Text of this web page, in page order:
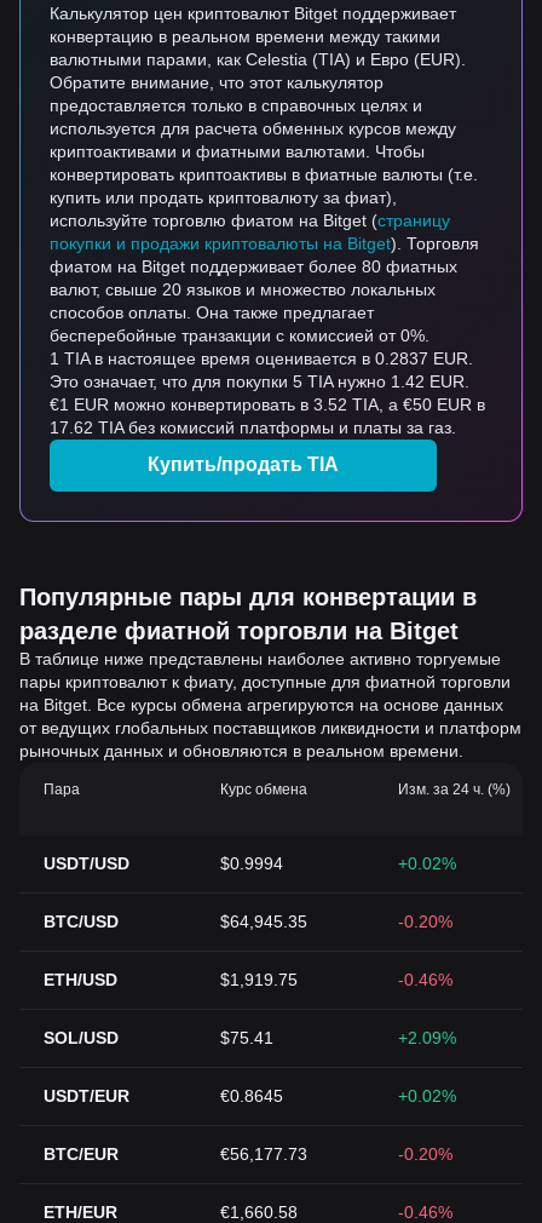
Калькулятор цен криптовалют Bitget поддерживает
конвертацию в реальном времени между такими
валютными парами, как Celestia (TIA) и Евро (EUR).
Обратите внимание, что этот калькулятор
предоставляется только в справочных целях и
используется для расчета обменных курсов между
криптоактивами и фиатными валютами. Чтобы
конвертировать криптоактивы в фиатные валюты (т.е.
купить или продать криптовалюту за фиат),
используйте торговлю фиатом на Bitget (страницу
покупки и продажи криптовалюты на Bitget). Торговля
фиатом на Bitget поддерживает более 80 фиатных
валют, свыше 20 языков и множество локальных
способов оплаты. Она также предлагает
бесперебойные транзакции с комиссией от 0%.
1 TIA в настоящее время оценивается в 0.2837 EUR.
Это означает, что для покупки 5 TIA нужно 1.42 EUR.
€1 EUR можно конвертировать в 3.52 TIA, а €50 EUR в
17.62 TIA без комиссий платформы и платы за газ.
Купить/продать TIA
Популярные пары для конвертации в
разделе фиатной торговли на Bitget
В таблице ниже представлены наиболее активно торгуемые
пары криптовалют к фиату, доступные для фиатной торговли
на Bitget. Все курсы обмена агрегируются на основе данных
от ведущих глобальных поставщиков ликвидности и платформ
рыночных данных и обновляются в реальном времени.
Пара Курс обмена Изм. за 24 ч. (%)
USDT/USD $0.9994 +0.02%
BTC/USD $64,945.35 -0.20%
ETH/USD $1,919.75 -0.46%
SOL/USD $75.41 +2.09%
USDT/EUR €0.8645 +0.02%
BTC/EUR €56,177.73 -0.20%
ETH/EUR €1,660.58 -0.46%